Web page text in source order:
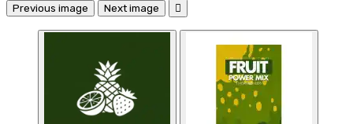
Previous image Next image 